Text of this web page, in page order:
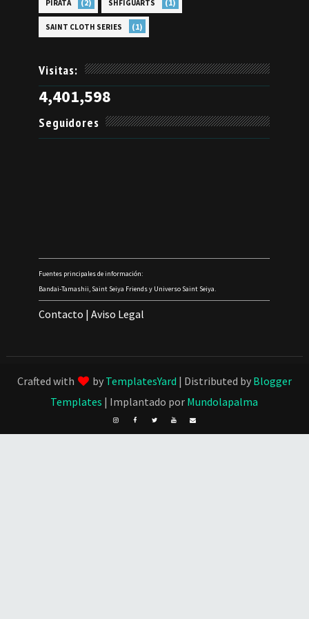
PIRATA (2) SHFIGUARTS (1)
SAINT CLOTH SERIES (1)
Visitas:
4,401,598
Seguidores
Fuentes principales de información:
Bandai-Tamashii, Saint Seiya Friends y Universo Saint Seiya.
Contacto |Aviso Legal
Crafted with by TemplatesYard | Distributed by Blogger
Templates | Implantado por Mundolapalma